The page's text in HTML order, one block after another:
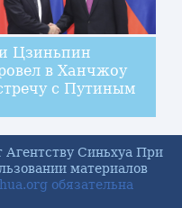
Цзиньпин
в Ханчжоу
с Путиным
Синьхуа При
материалов
обязательна